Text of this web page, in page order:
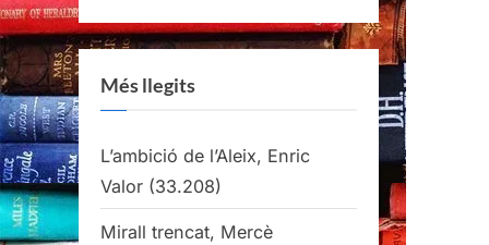
Més llegits
L’ambició de l’Aleix, Enric
Valor (33.208)
Mirall trencat, Mercè